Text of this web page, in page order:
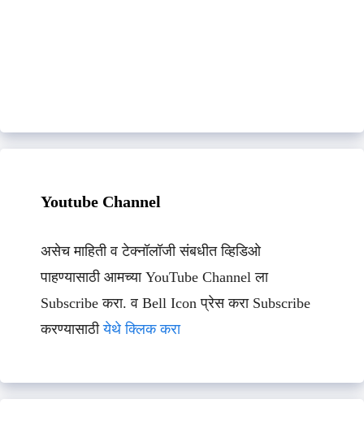
Youtube Channel
असेच माहिती व टेक्नॉलॉजी संबधीत व्हिडिओ
पाहण्यासाठी आमच्या YouTube Channel ला
Subscribe करा. व Bell Icon प्रेस करा Subscribe
करण्यासाठीयेथे क्लिक करा